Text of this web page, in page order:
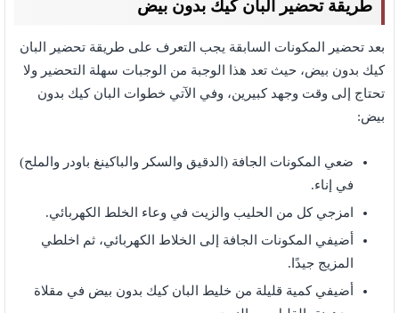
طريقة تحضير البان كيك بدون بيض
بعد تحضير المكونات السابقة يجب التعرف على طريقة تحضير البان
كيك بدون بيض، حيث تعد هذا الوجبة من الوجبات سهلة التحضير ولا
تحتاج إلى وقت وجهد كبيرين، وفي الآتي خطوات البان كيك بدون
بيض:
ضعي المكونات الجافة (الدقيق والسكر والباكينغ باودر والملح)
في إناء.
امزجي كل من الحليب والزيت في وعاء الخلط الكهربائي.
أضيفي المكونات الجافة إلى الخلاط الكهربائي، ثم اخلطي
المزيج جيدًا.
أضيفي كمية قليلة من خليط البان كيك بدون بيض في مقلاة